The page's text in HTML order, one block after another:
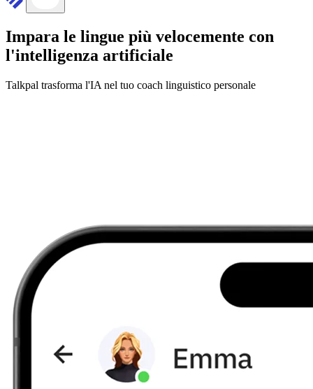
Impara le lingue più velocemente con
l'intelligenza artificiale
Talkpal trasforma l'IA nel tuo coach linguistico personale